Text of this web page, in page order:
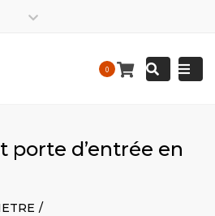
Tracedesigne
Construction
pm / Sat – Sunday : 9 am – 9
0 Search
porte d’entrée en